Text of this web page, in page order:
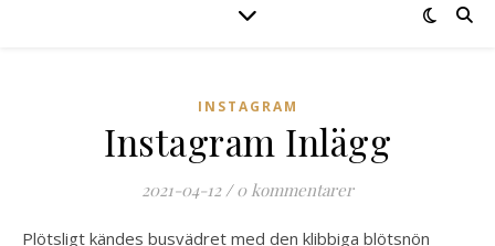
INSTAGRAM
Instagram Inlägg
2021-04-12 / 0 kommentarer
Plötsligt kändes busvädret med den klibbiga blötsnön